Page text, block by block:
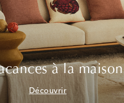
à la maison
Découvrir